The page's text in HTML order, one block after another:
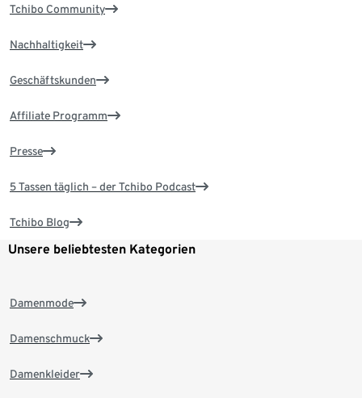
Tchibo Community
Nachhaltigkeit
Geschäftskunden
Affiliate Programm
Presse
5 Tassen täglich – der Tchibo Podcast
Tchibo Blog
Unsere beliebtesten Kategorien
Damenmode
Damenschmuck
Damenkleider